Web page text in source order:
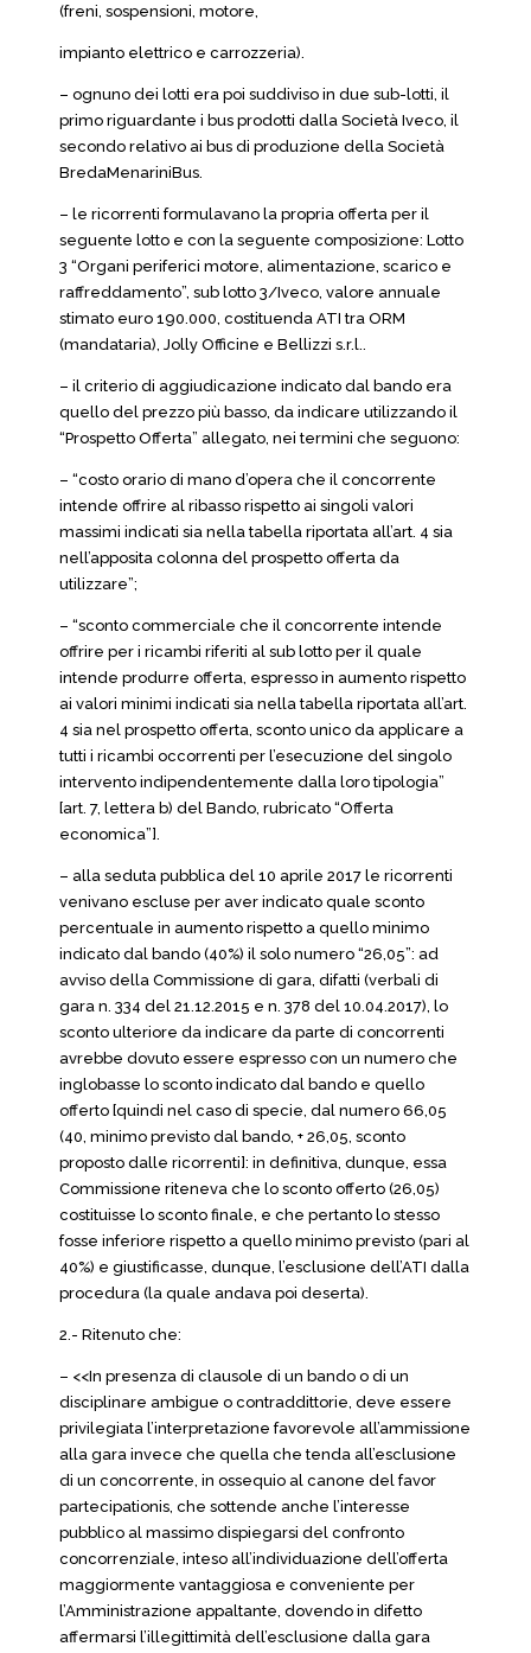
(freni, sospensioni, motore,
impianto elettrico e carrozzeria).
– ognuno dei lotti era poi suddiviso in due sub-lotti, il
primo riguardante i bus prodotti dalla Società Iveco, il
secondo relativo ai bus di produzione della Società
BredaMenariniBus.
– le ricorrenti formulavano la propria offerta per il
seguente lotto e con la seguente composizione: Lotto
3 “Organi periferici motore, alimentazione, scarico e
raffreddamento”, sub lotto 3/Iveco, valore annuale
stimato euro 190.000, costituenda ATI tra ORM
(mandataria), Jolly Officine e Bellizzi s.r.l..
– il criterio di aggiudicazione indicato dal bando era
quello del prezzo più basso, da indicare utilizzando il
“Prospetto Offerta” allegato, nei termini che seguono:
– “costo orario di mano d’opera che il concorrente
intende offrire al ribasso rispetto ai singoli valori
massimi indicati sia nella tabella riportata all’art. 4 sia
nell’apposita colonna del prospetto offerta da
utilizzare”;
– “sconto commerciale che il concorrente intende
offrire per i ricambi riferiti al sub lotto per il quale
intende produrre offerta, espresso in aumento rispetto
ai valori minimi indicati sia nella tabella riportata all’art.
4 sia nel prospetto offerta, sconto unico da applicare a
tutti i ricambi occorrenti per l’esecuzione del singolo
intervento indipendentemente dalla loro tipologia”
[art. 7, lettera b) del Bando, rubricato “Offerta
economica”].
– alla seduta pubblica del 10 aprile 2017 le ricorrenti
venivano escluse per aver indicato quale sconto
percentuale in aumento rispetto a quello minimo
indicato dal bando (40%) il solo numero “26,05”: ad
avviso della Commissione di gara, difatti (verbali di
gara n. 334 del 21.12.2015 e n. 378 del 10.04.2017), lo
sconto ulteriore da indicare da parte di concorrenti
avrebbe dovuto essere espresso con un numero che
inglobasse lo sconto indicato dal bando e quello
offerto [quindi nel caso di specie, dal numero 66,05
(40, minimo previsto dal bando, + 26,05, sconto
proposto dalle ricorrenti]: in definitiva, dunque, essa
Commissione riteneva che lo sconto offerto (26,05)
costituisse lo sconto finale, e che pertanto lo stesso
fosse inferiore rispetto a quello minimo previsto (pari al
40%) e giustificasse, dunque, l’esclusione dell’ATI dalla
procedura (la quale andava poi deserta).
2.- Ritenuto che:
– <<In presenza di clausole di un bando o di un
disciplinare ambigue o contraddittorie, deve essere
privilegiata l’interpretazione favorevole all’ammissione
alla gara invece che quella che tenda all’esclusione
di un concorrente, in ossequio al canone del favor
partecipationis, che sottende anche l’interesse
pubblico al massimo dispiegarsi del confronto
concorrenziale, inteso all’individuazione dell’offerta
maggiormente vantaggiosa e conveniente per
l’Amministrazione appaltante, dovendo in difetto
affermarsi l’illegittimità dell’esclusione dalla gara